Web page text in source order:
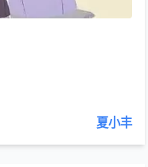
夏小丰